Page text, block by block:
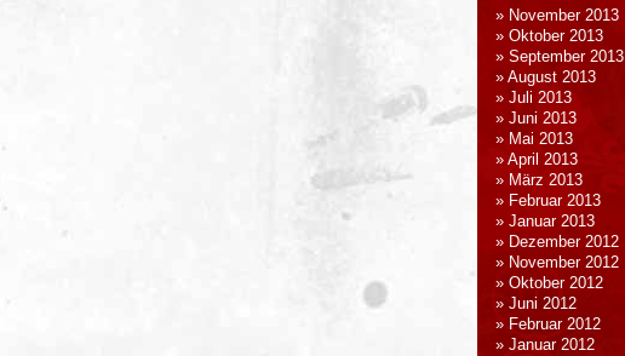
November 2013
Oktober 2013
September 2013
August 2013
Juli 2013
Juni 2013
Mai 2013
April 2013
März 2013
Februar 2013
Januar 2013
Dezember 2012
November 2012
Oktober 2012
Juni 2012
Februar 2012
Januar 2012